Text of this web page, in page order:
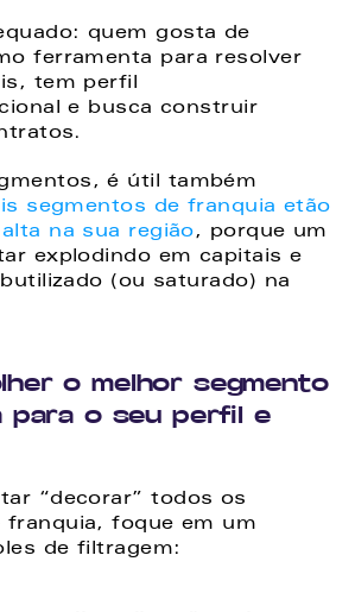
quem gosta de
ferramenta para resolver
tem perfil
e busca construir
é útil também
segmentos de franquia etão
na sua região, porque um
explodindo em capitais e
(ou saturado) na
o melhor segmento
para o seu perfil e
“decorar” todos os
franquia, foque em um
de filtragem: